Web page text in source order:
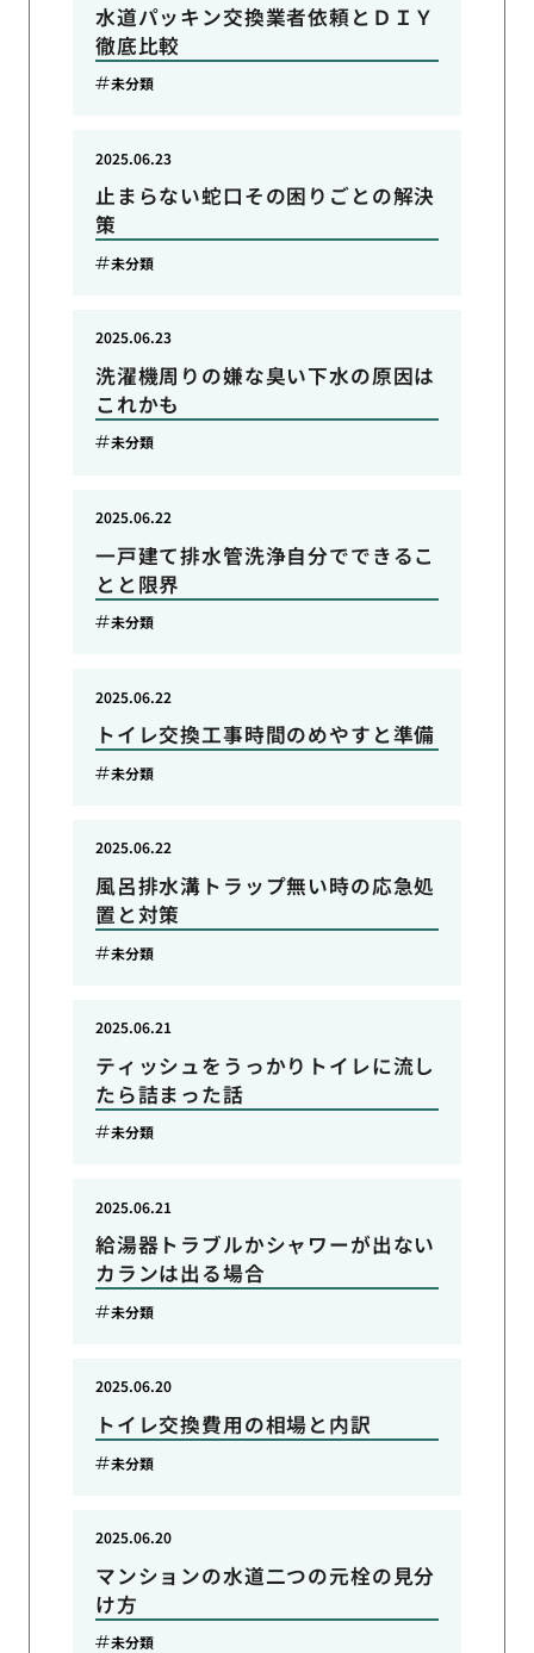
水道パッキン交換業者依頼とＤＩＹ
徹底比較
未分類
止まらない蛇口その困りごとの解決
策
2025.06.23
未分類
洗濯機周りの嫌な臭い下水の原因は
これかも
2025.06.23
未分類
一戸建て排水管洗浄自分でできるこ
とと限界
2025.06.22
未分類
トイレ交換工事時間のめやすと準備
2025.06.22
未分類
風呂排水溝トラップ無い時の応急処
置と対策
2025.06.22
未分類
ティッシュをうっかりトイレに流し
たら詰まった話
2025.06.21
未分類
給湯器トラブルかシャワーが出ない
カランは出る場合
2025.06.21
未分類
トイレ交換費用の相場と内訳
2025.06.20
未分類
マンションの水道二つの元栓の見分
け方
2025.06.20
未分類